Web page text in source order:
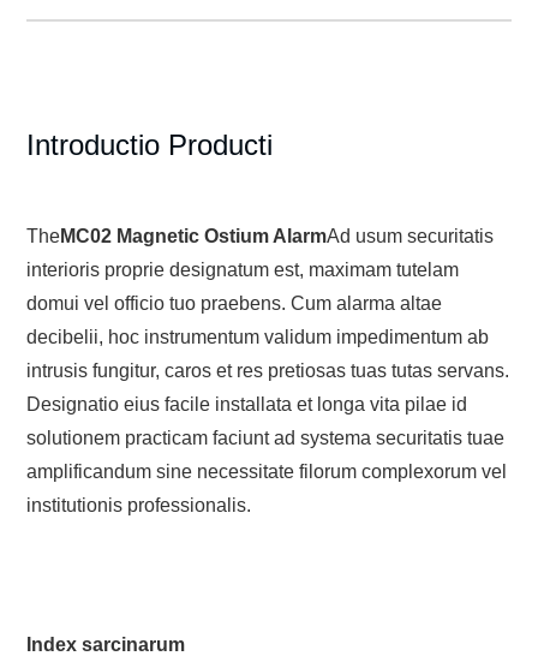
Introductio Producti
TheMC02 Magnetic Ostium AlarmAd usum securitatis
interioris proprie designatum est, maximam tutelam
domui vel officio tuo praebens. Cum alarma altae
decibelii, hoc instrumentum validum impedimentum ab
intrusis fungitur, caros et res pretiosas tuas tutas servans.
Designatio eius facile installata et longa vita pilae id
solutionem practicam faciunt ad systema securitatis tuae
amplificandum sine necessitate filorum complexorum vel
institutionis professionalis.
Index sarcinarum